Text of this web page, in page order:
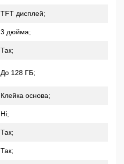
TFT дисплей;
3 дюйма;
Так;
До 128 ГБ;
Клейка основа;
Ні;
Так;
Так;